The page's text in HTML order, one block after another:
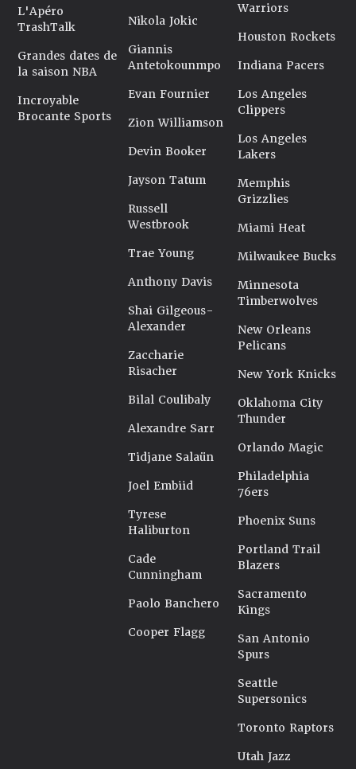
L'Apéro
TrashTalk
Grandes dates de
la saison NBA
Incroyable
Brocante Sports
Nikola Jokic
Giannis
Antetokounmpo
Evan Fournier
Zion Williamson
Devin Booker
Jayson Tatum
Russell
Westbrook
Trae Young
Anthony Davis
Shai Gilgeous-
Alexander
Zaccharie
Risacher
Bilal Coulibaly
Alexandre Sarr
Tidjane Salaün
Joel Embiid
Tyrese
Haliburton
Cade
Cunningham
Paolo Banchero
Cooper Flagg
Warriors
Houston Rockets
Indiana Pacers
Los Angeles
Clippers
Los Angeles
Lakers
Memphis
Grizzlies
Miami Heat
Milwaukee Bucks
Minnesota
Timberwolves
New Orleans
Pelicans
New York Knicks
Oklahoma City
Thunder
Orlando Magic
Philadelphia
76ers
Phoenix Suns
Portland Trail
Blazers
Sacramento
Kings
San Antonio
Spurs
Seattle
Supersonics
Toronto Raptors
Utah Jazz